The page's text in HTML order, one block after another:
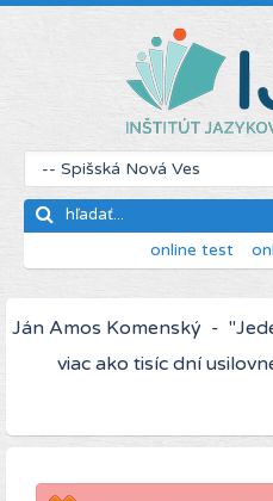
online test
Ján Amos Komenský -
viac ako tisíc dní